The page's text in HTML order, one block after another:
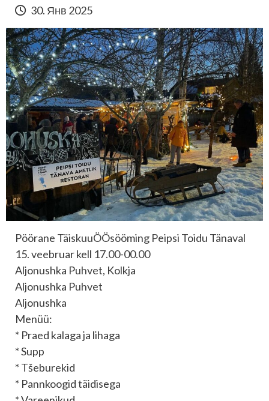
30. Янв 2025
Pöörane TäiskuuÖÖsööming Peipsi Toidu Tänaval
15. veebruar kell 17.00-00.00
Aljonushka Puhvet, Kolkja
Aljonushka Puhvet
Aljonushka
Menüü:
* Praed kalaga ja lihaga
* Supp
* Tšeburekid
* Pannkoogid täidisega